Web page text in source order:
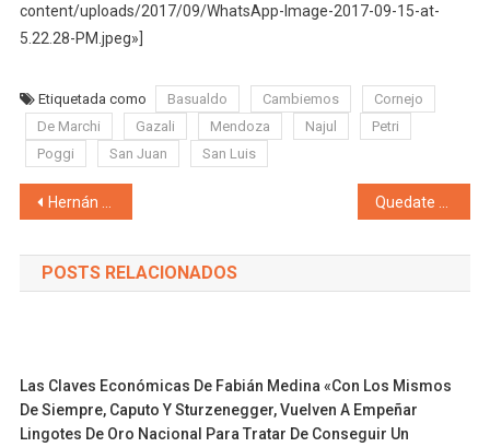
content/uploads/2017/09/WhatsApp-Image-2017-09-15-at-
5.22.28-PM.jpeg»]
Etiquetada como Basualdo Cambiemos
Cornejo
De Marchi
Gazali Mendoza Najul
Petri
Poggi
San Juan San Luis
Navegación de entradas
Hernán Quevedo, el joven dirigente del radicalismo de Las Heras: «Tanto Cornejo en Mendoza, como Orozco en Las Heras, estaban en un proceso de ordenamiento y a partir de ahora el cambio será histórico»
POSTS RELACIONADOS
Las Claves Económicas De Fabián Medina «Con Los Mismos
De Siempre, Caputo Y Sturzenegger, Vuelven A Empeñar
Lingotes De Oro Nacional Para Tratar De Conseguir Un